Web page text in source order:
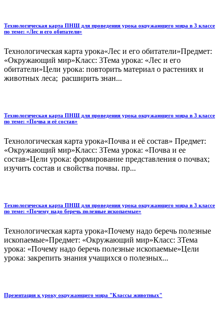
Технологическая карта ПНШ для проведения урока окружающего мира в 3 классе
по теме: «Лес и его обитатели»
Технологическая карта урока«Лес и его обитатели»Предмет:
«Окружающий мир»Класс: 3Тема урока: «Лес и его
обитатели»Цели урока: повторить материал о растениях и
животных леса; расширить знан...
Технологическая карта ПНШ для проведения урока окружающего мира в 3 классе
по теме: «Почва и её состав»
Технологическая карта урока«Почва и её состав» Предмет:
«Окружающий мир»Класс: 3Тема урока: «Почва и ее
состав»Цели урока: формирование представления о почвах;
изучить состав и свойства почвы. пр...
Технологическая карта ПНШ для проведения урока окружающего мира в 3 классе
по теме: «Почему надо беречь полезные ископаемые»
Технологическая карта урока«Почему надо беречь полезные
ископаемые»Предмет: «Окружающий мир»Класс: 3Тема
урока: «Почему надо беречь полезные ископаемые»Цели
урока: закрепить знания учащихся о полезных...
Презентация к уроку окружающего мира "Классы животных"